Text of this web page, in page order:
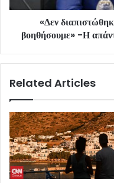
«Δεν
βοηθήσουμε» -Η
Related Articles